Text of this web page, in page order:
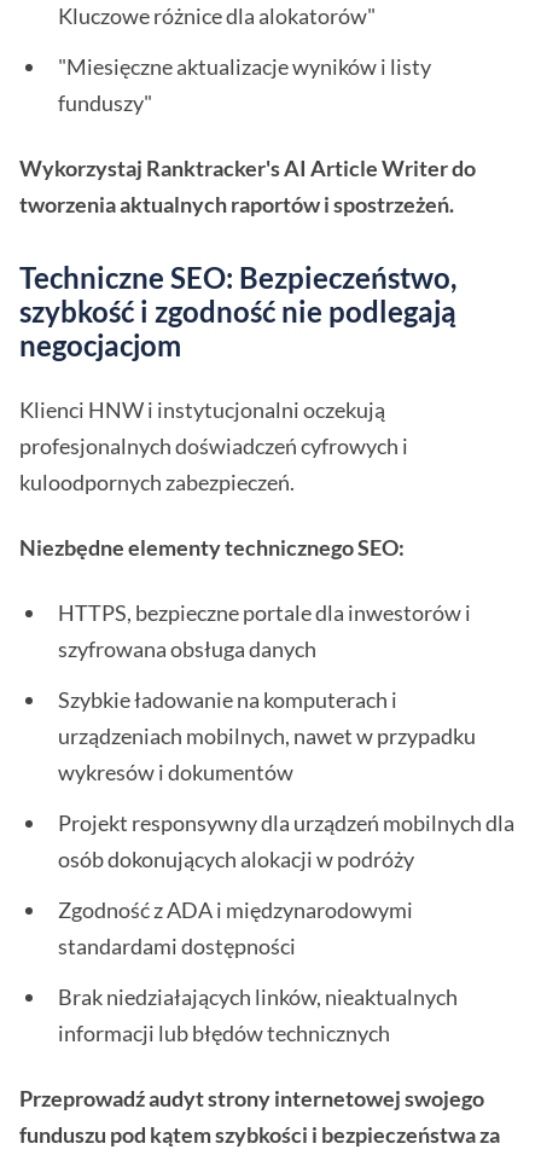
Kluczowe różnice dla alokatorów"
"Miesięczne aktualizacje wyników i listy
funduszy"
Wykorzystaj Ranktracker's AI Article Writer do
tworzenia aktualnych raportów i spostrzeżeń.
Techniczne SEO: Bezpieczeństwo,
szybkość i zgodność nie podlegają
negocjacjom
Klienci HNW i instytucjonalni oczekują
profesjonalnych doświadczeń cyfrowych i
kuloodpornych zabezpieczeń.
Niezbędne elementy technicznego SEO:
HTTPS, bezpieczne portale dla inwestorów i
szyfrowana obsługa danych
Szybkie ładowanie na komputerach i
urządzeniach mobilnych, nawet w przypadku
wykresów i dokumentów
Projekt responsywny dla urządzeń mobilnych dla
osób dokonujących alokacji w podróży
Zgodność z ADA i międzynarodowymi
standardami dostępności
Brak niedziałających linków, nieaktualnych
informacji lub błędów technicznych
Przeprowadź audyt strony internetowej swojego
funduszu pod kątem szybkości i bezpieczeństwa za